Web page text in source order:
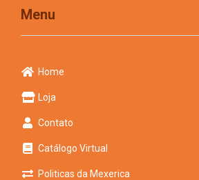
Menu
Home
Loja
Contato
Catálogo Virtual
Politicas da Mexerica